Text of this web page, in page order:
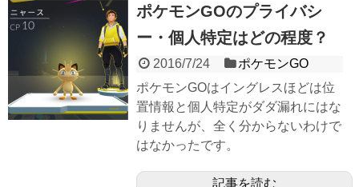
ポケモンGOのプライバシ
ー・個人特定はどの程度？
2016/7/24
ポケモンGO
ポケモンGOはイングレスほどは位
置情報と個人特定がダダ漏れにはな
りませんが、全く分からないわけで
はなかったです。
記事を読む